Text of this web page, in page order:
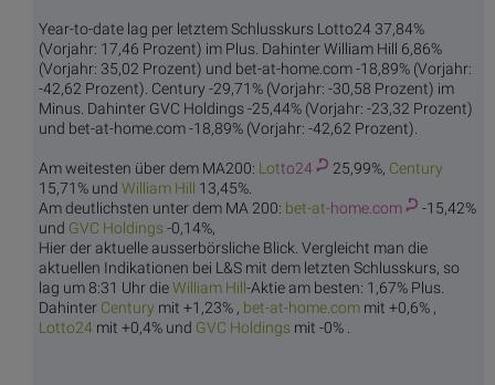
Year-to-date lag per letztem Schlusskurs Lotto24 37,84%
(Vorjahr: 17,46 Prozent) im Plus. Dahinter William Hill 6,86%
(Vorjahr: 35,02 Prozent) und bet-at-home.com -18,89% (Vorjahr:
-42,62 Prozent). Century -29,71% (Vorjahr: -30,58 Prozent) im
Minus. Dahinter GVC Holdings -25,44% (Vorjahr: -23,32 Prozent)
und bet-at-home.com -18,89% (Vorjahr: -42,62 Prozent).
Am weitesten über dem MA200: Lotto24 25,99%, Century
15,71% und William Hill 13,45%.
Am deutlichsten unter dem MA 200: bet-at-home.com
-15,42%
und GVC Holdings-0,14%,
Hier der aktuelle ausserbörsliche Blick. Vergleicht man die
aktuellen Indikationen bei L&S mit dem letzten Schlusskurs, so
lag um 8:31 Uhr dieWilliam Hill-Aktie am besten: 1,67% Plus.
Dahinter Century mit +1,23% , bet-at-home.com mit +0,6% ,
Lotto24 mit +0,4% und GVC Holdings mit -0% .